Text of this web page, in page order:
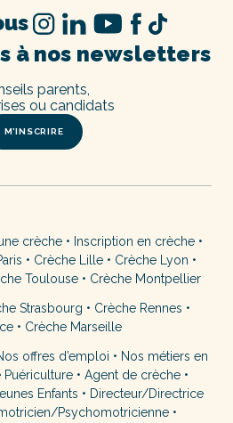
à nos newsletters
M’INSCRIRE
parents,
ou candidats
crèche• Inscription en crèche•
• Crèche Lille • Crèche Lyon •
Toulouse• Crèche Montpellier
Strasbourg • Crèche Rennes •
• Crèche Marseille
offres d’emploi • Nos métiers en
Puériculture• Agent de crèche•
Enfants • Directeur/Directrice
Psychomotricienne•